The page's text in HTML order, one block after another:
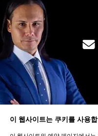
이 웹사이트는 쿠키를 사용